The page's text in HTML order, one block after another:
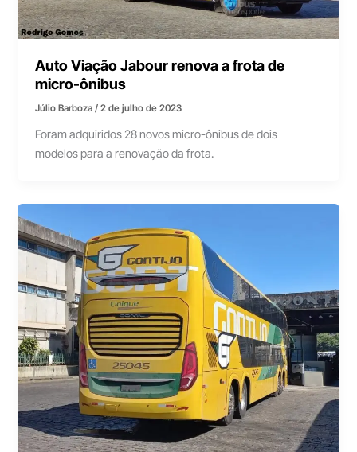
Auto Viação Jabour renova a frota de
micro-ônibus
Júlio Barboza/2 de julho de 2023
Foram adquiridos 28 novos micro-ônibus de dois
modelos para a renovação da frota.